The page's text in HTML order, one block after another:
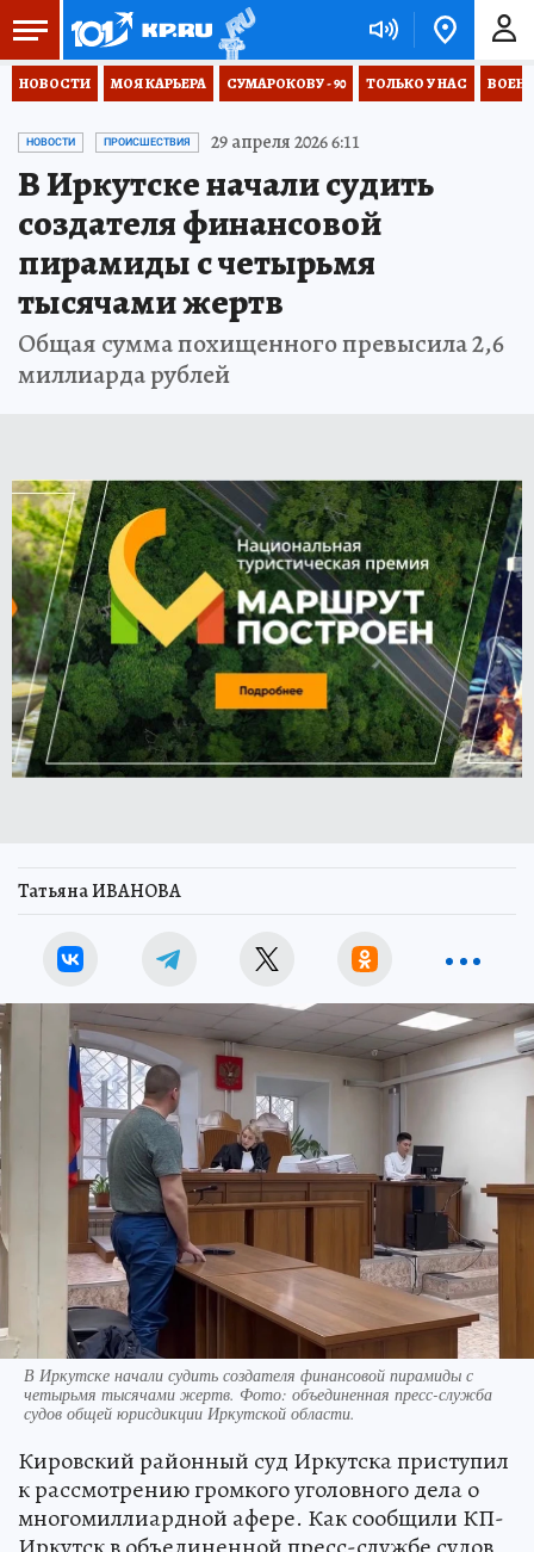
НОВОСТИ МОЯ КАРЬЕРА СУМАРОКОВУ - 90 ТОЛЬКО У НАС
НОВОСТИ ПРОИСШЕСТВИЯ 29 апреля 2026 6:11
В Иркутске начали судить
создателя финансовой
пирамиды с четырьмя
тысячами жертв
Общая сумма похищенного превысила 2,6
миллиарда рублей
Татьяна ИВАНОВА
В Иркутске начали судить создателя финансовой пирамиды с
четырьмя тысячами жертв. Фото: объединенная пресс-служба
судов общей юрисдикции Иркутской области.
Кировский районный суд Иркутска приступил
к рассмотрению громкого уголовного дела о
многомиллиардной афере. Как сообщили КП-